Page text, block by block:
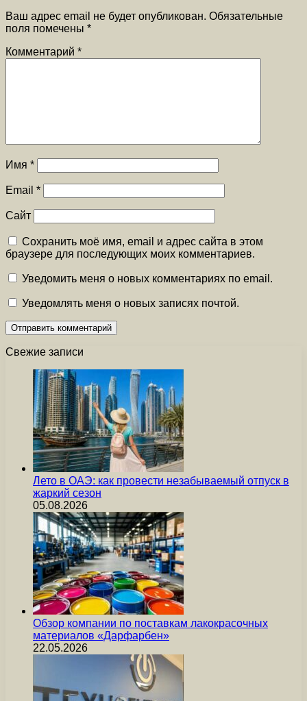
Ваш адрес email не будет опубликован. Обязательные
поля помечены *
Комментарий *
Имя *
Email *
Сайт
Сохранить моё имя, email и адрес сайта в этом
браузере для последующих моих комментариев.
Уведомить меня о новых комментариях по email.
Уведомлять меня о новых записях почтой.
Свежие записи
Лето в ОАЭ: как провести незабываемый отпуск в
жаркий сезон
05.08.2026
Обзор компании по поставкам лакокрасочных
материалов «Дарфарбен»
22.05.2026